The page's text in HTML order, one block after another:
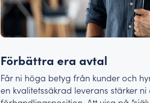
Förbättra era avtal
Får ni höga betyg från kunder och
en kvalitetssäkrad leverans stärker